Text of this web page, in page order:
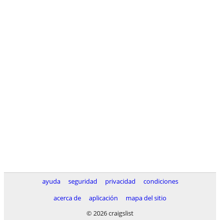
ayuda seguridad privacidad
condiciones
acerca de
aplicación
mapa del sitio
© 2026 craigslist